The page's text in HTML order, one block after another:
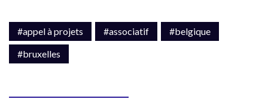
#appel à projets #associatif
#belgique
#bruxelles